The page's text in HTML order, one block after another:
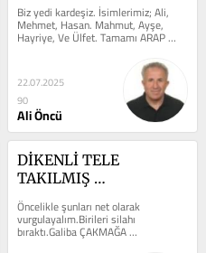
İSİMLERİ KOYUN
Biz yedi kardeşiz. İsimlerimiz; Ali,
Mehmet, Hasan. Mahmut, Ayşe,
Hayriye, Ve Ülfet. Tamamı ARAP
ismi. Ve toplumumuzda maalesef
22.07.2025
90
Ali Öncü
DİKENLİ TELE
TAKILMIŞ
İÇİMİ SIZLATTI
Öncelikle şunları net olarak
vurgulayalım.Birileri silahı
bıraktı.Galiba ÇAKMAĞA
sarıldı.Ateşin çocukları denilen